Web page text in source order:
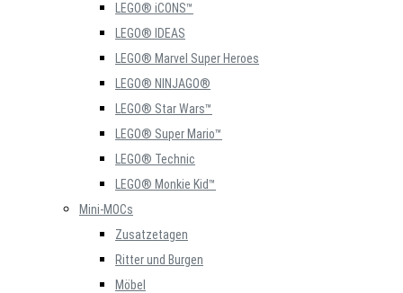
LEGO® iCONS™
LEGO® IDEAS
LEGO® Marvel Super Heroes
LEGO® NINJAGO®
LEGO® Star Wars™
LEGO® Super Mario™
LEGO® Technic
LEGO® Monkie Kid™
Mini-MOCs
Zusatzetagen
Ritter und Burgen
Möbel